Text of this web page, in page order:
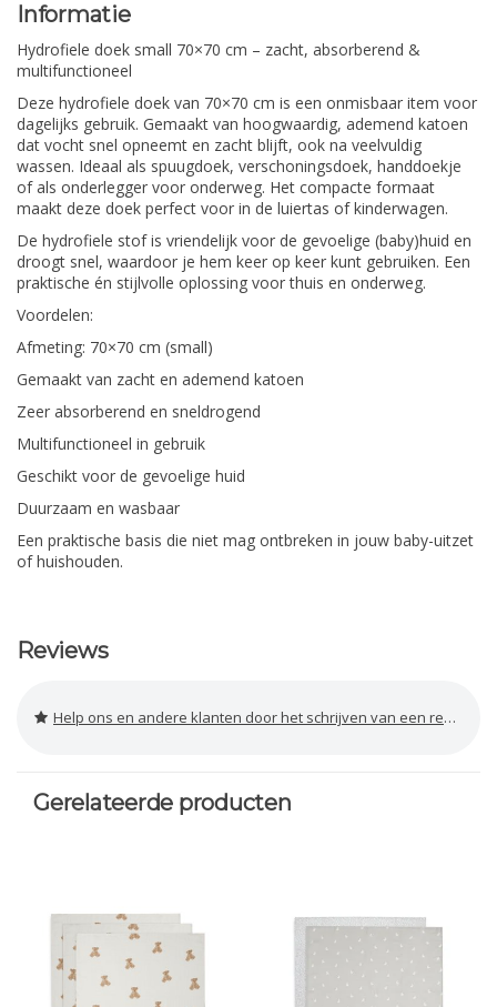
Informatie
Hydrofiele doek small 70×70 cm – zacht, absorberend &
multifunctioneel
Deze hydrofiele doek van 70×70 cm is een onmisbaar item voor
dagelijks gebruik. Gemaakt van hoogwaardig, ademend katoen
dat vocht snel opneemt en zacht blijft, ook na veelvuldig
wassen. Ideaal als spuugdoek, verschoningsdoek, handdoekje
of als onderlegger voor onderweg. Het compacte formaat
maakt deze doek perfect voor in de luiertas of kinderwagen.
De hydrofiele stof is vriendelijk voor de gevoelige (baby)huid en
droogt snel, waardoor je hem keer op keer kunt gebruiken. Een
praktische én stijlvolle oplossing voor thuis en onderweg.
Voordelen:
Afmeting: 70×70 cm (small)
Gemaakt van zacht en ademend katoen
Zeer absorberend en sneldrogend
Multifunctioneel in gebruik
Geschikt voor de gevoelige huid
Duurzaam en wasbaar
Een praktische basis die niet mag ontbreken in jouw baby-uitzet
of huishouden.
Reviews
Help ons en andere klanten door het schrijven van een review
Gerelateerde producten